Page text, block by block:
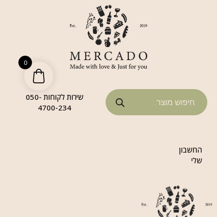
שירות לקוחות 050-
4700-234
החשבון
שלי
0